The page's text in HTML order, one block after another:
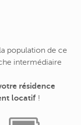
population de ce
intermédiaire
résidence
locatif !